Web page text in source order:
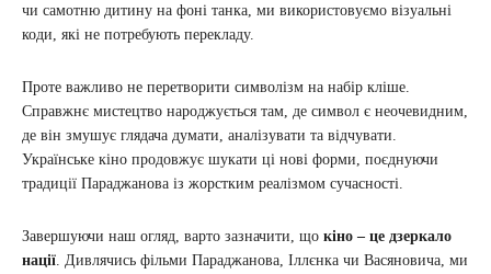
чи самотню дитину на фоні танка, ми використовуємо візуальні
коди, які не потребують перекладу.
Проте важливо не перетворити символізм на набір кліше.
Справжнє мистецтво народжується там, де символ є неочевидним,
де він змушує глядача думати, аналізувати та відчувати.
Українське кіно продовжує шукати ці нові форми, поєднуючи
традиції Параджанова із жорстким реалізмом сучасності.
Завершуючи наш огляд, варто зазначити, що кіно – це дзеркало
нації . Дивлячись фільми Параджанова, Іллєнка чи Васяновича, ми